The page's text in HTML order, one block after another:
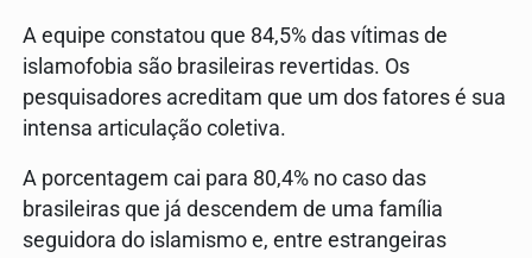
A equipe constatou que 84,5% das vítimas de
islamofobia são brasileiras revertidas. Os
pesquisadores acreditam que um dos fatores é sua
intensa articulação coletiva.
A porcentagem cai para 80,4% no caso das
brasileiras que já descendem de uma família
seguidora do islamismo e, entre estrangeiras